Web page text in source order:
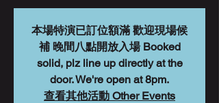
本場特演已訂位額滿 歡迎現場候
補 晚間八點開放入場 Booked
solid, plz line up directly at the
door. We're open at 8pm.
查看其他活動 Other Events